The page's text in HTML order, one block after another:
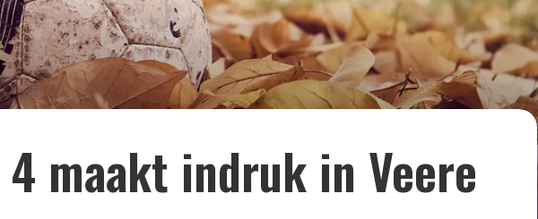
Bekijk alle foto's
4 maakt indruk in Veere